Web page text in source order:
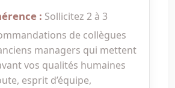
: Sollicitez 2 à 3
de collègues
managers qui mettent
vos qualités humaines
esprit d’équipe,